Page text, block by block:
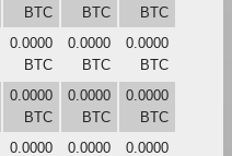
BTC
BTC
BTC
0.0000
BTC
0.0000
BTC
0.0000
BTC
0.0000
BTC
0.0000
BTC
0.0000
BTC
0.0000
0.0000
0.0000